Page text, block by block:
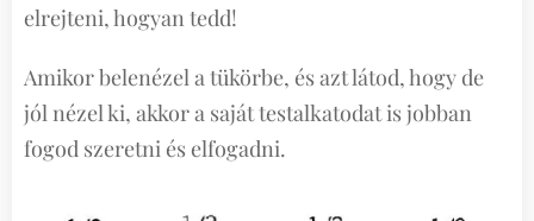
elrejteni, hogyan tedd!
Amikor belenézel a tükörbe, és azt látod, hogy de
jól nézel ki, akkor a saját testalkatodat is jobban
fogod szeretni és elfogadni.